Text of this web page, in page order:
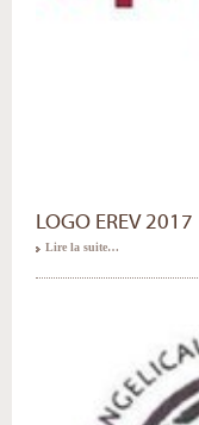
LOGO EREV 2017
Lire la suite…